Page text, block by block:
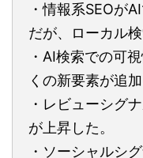
・情報系SEOが
だが、ローカル
・AI検索での可
くの新要素が追加
・レビューシグ
が上昇した。
・ソーシャルシ